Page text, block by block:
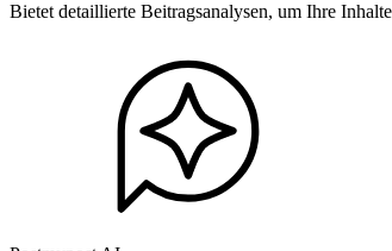
Bietet detaillierte Beitragsanalysen, um Ihre